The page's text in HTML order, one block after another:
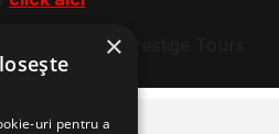
rezervate de Prestige Tours
×
uri pentru a